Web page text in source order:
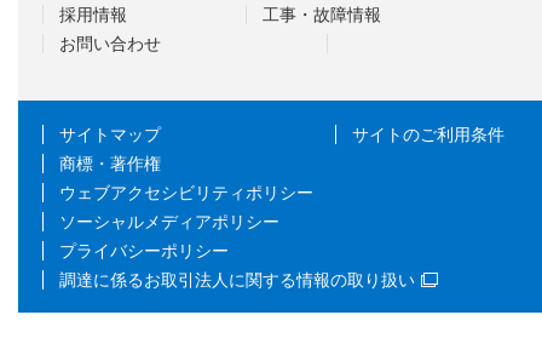
採用情報
工事・故障情報
お問い合わせ
サイトマップ
サイトのご利用条件
商標・著作権
ウェブアクセシビリティポリシー
ソーシャルメディアポリシー
プライバシーポリシー
調達に係るお取引法人に関する情報の取り扱い